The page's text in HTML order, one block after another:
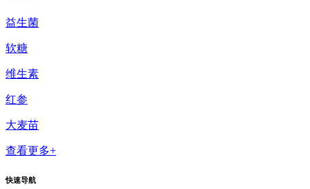
益生菌
软糖
维生素
红参
大麦苗
查看更多+
快速导航